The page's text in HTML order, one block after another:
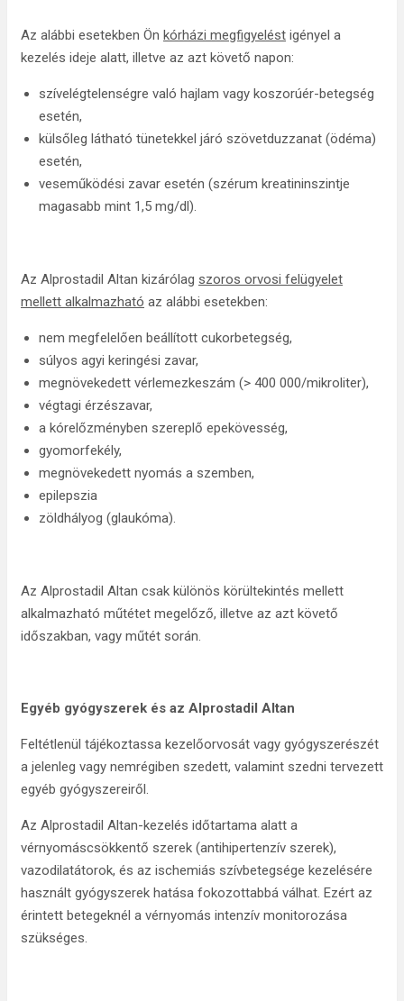
Az alábbi esetekben Ön kórházi megfigyelést igényel a
kezelés ideje alatt, illetve az azt követő napon:
szívelégtelenségre való hajlam vagy koszorúér-betegség
esetén,
külsőleg látható tünetekkel járó szövetduzzanat (ödéma)
esetén,
veseműködési zavar esetén (szérum kreatininszintje
magasabb mint 1,5 mg/dl).
Az Alprostadil Altan kizárólag szoros orvosi felügyelet
mellett alkalmazható az alábbi esetekben:
nem megfelelően beállított cukorbetegség,
súlyos agyi keringési zavar,
megnövekedett vérlemezkeszám (> 400 000/mikroliter),
végtagi érzészavar,
a kórelőzményben szereplő epekövesség,
gyomorfekély,
megnövekedett nyomás a szemben,
epilepszia
zöldhályog (glaukóma).
Az Alprostadil Altan csak különös körültekintés mellett
alkalmazható műtétet megelőző, illetve az azt követő
időszakban, vagy műtét során.
Egyéb gyógyszerek és az Alprostadil Altan
Feltétlenül tájékoztassa kezelőorvosát vagy gyógyszerészét
a jelenleg vagy nemrégiben szedett, valamint szedni tervezett
egyéb gyógyszereiről.
Az Alprostadil Altan-kezelés időtartama alatt a
vérnyomáscsökkentő szerek (antihipertenzív szerek),
vazodilatátorok, és az ischemiás szívbetegsége kezelésére
használt gyógyszerek hatása fokozottabbá válhat. Ezért az
érintett betegeknél a vérnyomás intenzív monitorozása
szükséges.